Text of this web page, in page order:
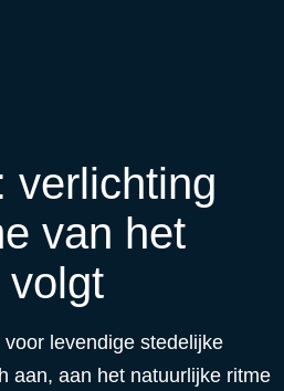
verlichting
van het
volgt
levendige stedelijke
aan, aan het natuurlijke ritme